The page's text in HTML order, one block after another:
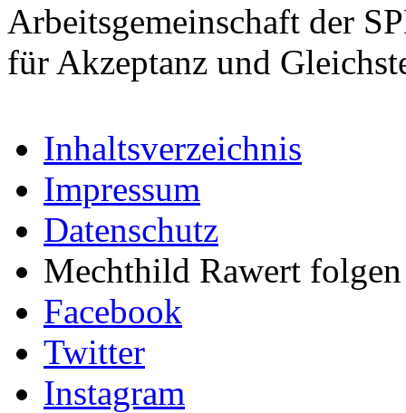
Arbeitsgemeinschaft der
für Akzeptanz und
Inhaltsverzeichnis
Impressum
Datenschutz
Mechthild Rawert
Facebook
Twitter
Instagram